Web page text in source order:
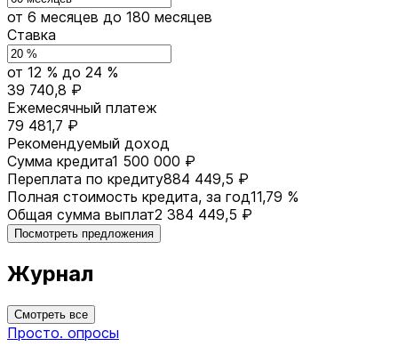
от 6 месяцев до 180 месяцев
Ставка
от 12 % до 24 %
39 740,8 ₽
Ежемесячный платеж
79 481,7 ₽
Рекомендуемый доход
Сумма кредита1 500 000 ₽
Переплата по кредиту884 449,5 ₽
Полная стоимость кредита, за год11,79 %
Общая сумма выплат2 384 449,5 ₽
Посмотреть предложения
Журнал
Смотреть все
Просто. опросы